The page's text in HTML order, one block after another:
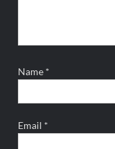
Name *
Email *